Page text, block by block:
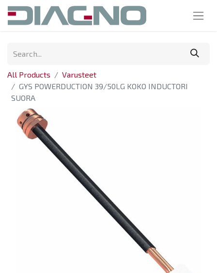
All Products
Varusteet
GYS POWERDUCTION 39/50LG KOKO INDUCTORI
SUORA